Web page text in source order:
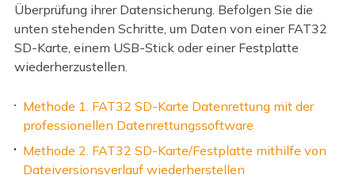
Überprüfung ihrer Datensicherung. Befolgen Sie die
unten stehenden Schritte, um Daten von einer FAT32
SD-Karte, einem USB-Stick oder einer Festplatte
wiederherzustellen.
Methode 1. FAT32 SD-Karte Datenrettung mit der
professionellen Datenrettungssoftware
Methode 2. FAT32 SD-Karte/Festplatte mithilfe von
Dateiversionsverlauf wiederherstellen